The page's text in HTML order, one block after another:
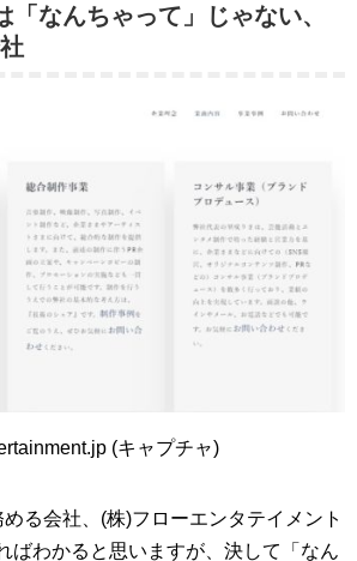
「なんちゃって」じゃない、
(キャプチャ)
る会社、(株)フローエンタテイメント
ばわかると思いますが、決して「なん